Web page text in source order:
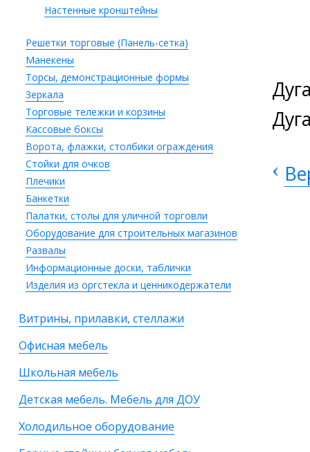
Настенные кронштейны
Решетки торговые (Панель-сетка)
Манекены
Торсы, демонстрационные формы
Зеркала
Торговые тележки и корзины
Кассовые боксы
Ворота, флажки, столбики ограждения
Стойки для очков
Плечики
Банкетки
Палатки, столы для уличной торговли
Оборудование для строительных магазинов
Развалы
Информационные доски, таблички
Изделия из оргстекла и ценникодержатели
Витрины, прилавки, стеллажи
Офисная мебель
Школьная мебель
Детская мебель. Мебель для ДОУ
Холодильное оборудование
‹